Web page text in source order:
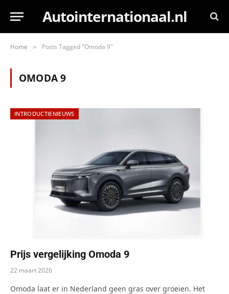
Autointernationaal.nl
Home » Posts Tagged "Omoda 9"
OMODA 9
INTRODUCTIENIEUWS
Prijs vergelijking Omoda 9
22 maart 2026
Omoda laat er in Nederland geen gras over groeien. Het